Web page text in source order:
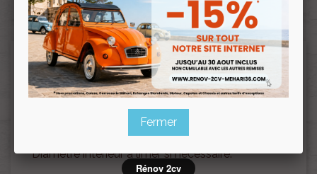
Description
Butée caoutchouc pot de suspension 2cv
Diamètre intérieur à limer si nécessaire.
Fermer
Rénov 2cv